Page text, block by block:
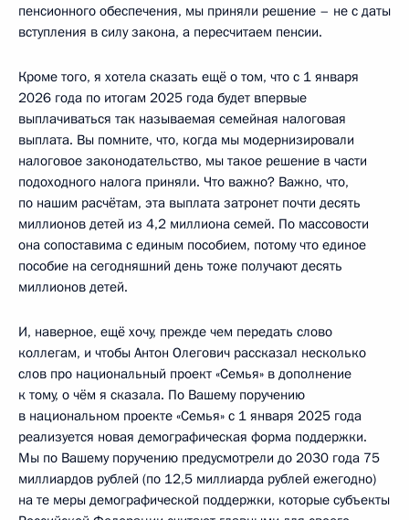
пенсионного обеспечения, мы приняли решение – не с даты
вступления в силу закона, а пересчитаем пенсии.
Кроме того, я хотела сказать ещё о том, что с 1 января
2026 года по итогам 2025 года будет впервые
выплачиваться так называемая семейная налоговая
выплата. Вы помните, что, когда мы модернизировали
налоговое законодательство, мы такое решение в части
подоходного налога приняли. Что важно? Важно, что,
по нашим расчётам, эта выплата затронет почти десять
миллионов детей из 4,2 миллиона семей. По массовости
она сопоставима с единым пособием, потому что единое
пособие на сегодняшний день тоже получают десять
миллионов детей.
И, наверное, ещё хочу, прежде чем передать слово
коллегам, и чтобы Антон Олегович рассказал несколько
слов про национальный проект «Семья» в дополнение
к тому, о чём я сказала. По Вашему поручению
в национальном проекте «Семья» с 1 января 2025 года
реализуется новая демографическая форма поддержки.
Мы по Вашему поручению предусмотрели до 2030 года 75
миллиардов рублей (по 12,5 миллиарда рублей ежегодно)
на те меры демографической поддержки, которые субъекты